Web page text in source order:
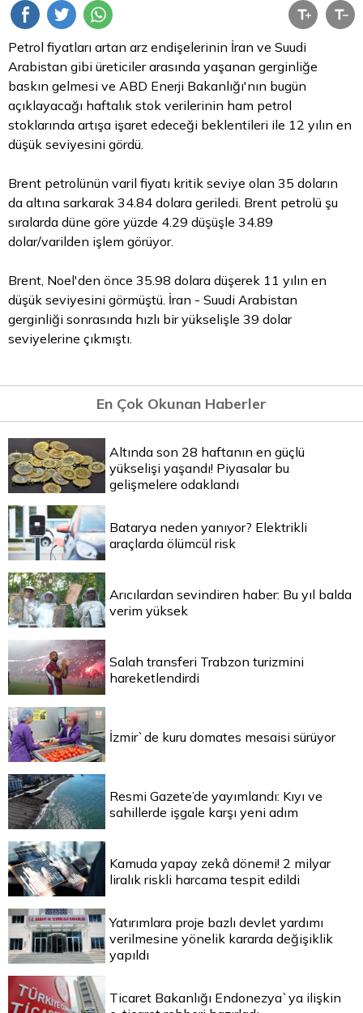
Petrol fiyatları artan arz endişelerinin İran ve Suudi
Arabistan gibi üreticiler arasında yaşanan gerginliğe
baskın gelmesi ve ABD Enerji Bakanlığı'nın bugün
açıklayacağı haftalık stok verilerinin ham petrol
stoklarında artışa işaret edeceği beklentileri ile 12 yılın en
düşük seviyesini gördü.
Brent petrolünün varil fiyatı kritik seviye olan 35 doların
da altına sarkarak 34.84 dolara geriledi. Brent petrolü şu
sıralarda düne göre yüzde 4.29 düşüşle 34.89
dolar/varilden işlem görüyor.
Brent, Noel'den önce 35.98 dolara düşerek 11 yılın en
düşük seviyesini görmüştü. İran - Suudi Arabistan
gerginliği sonrasında hızlı bir yükselişle 39 dolar
seviyelerine çıkmıştı.
En Çok Okunan Haberler
Altında son 28 haftanın en güçlü
yükselişi yaşandı! Piyasalar bu
gelişmelere odaklandı
Batarya neden yanıyor? Elektrikli
araçlarda ölümcül risk
Arıcılardan sevindiren haber: Bu yıl balda
verim yüksek
Salah transferi Trabzon turizmini
hareketlendirdi
İzmir`de kuru domates mesaisi sürüyor
Resmi Gazete’de yayımlandı: Kıyı ve
sahillerde işgale karşı yeni adım
Kamuda yapay zekâ dönemi! 2 milyar
liralık riskli harcama tespit edildi
Yatırımlara proje bazlı devlet yardımı
verilmesine yönelik kararda değişiklik
yapıldı
Ticaret Bakanlığı Endonezya`ya ilişkin